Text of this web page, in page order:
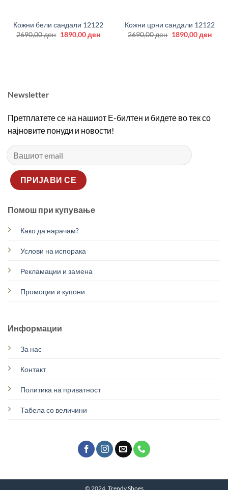
Кожни бели сандали 12122
2690,00ден Original
1890,00денCurrent
Кожни црни сандали 12122
2690,00ден Original
1890,00ден
Newsletter
Претплатете се на нашиот Е-билтен и бидете во тек со
најновите понуди и новости!
Помош при купување
Како да нарачам?
Услови на испорака
Рекламации и замена
Промоции и купони
Информации
За нас
Контакт
Политика на приватност
Табела со величини
© 2024, Trendy Shoes